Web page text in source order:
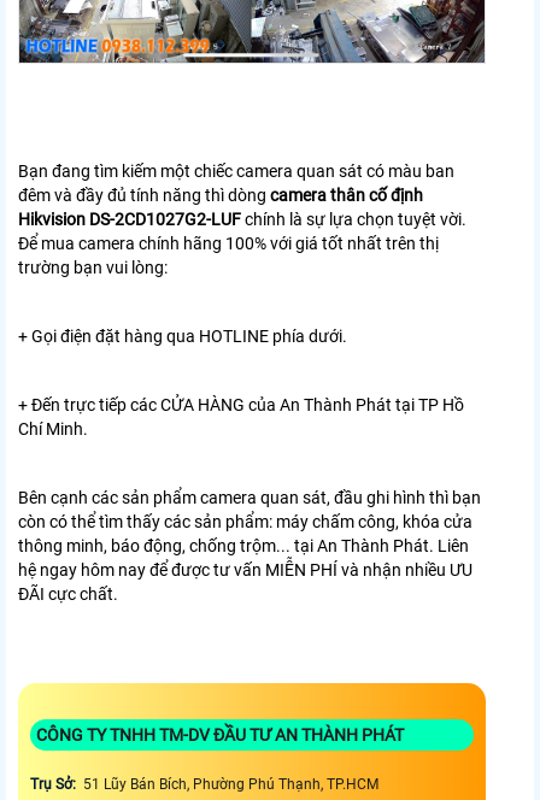
Bạn đang tìm kiếm một chiếc camera quan sát có màu ban
đêm và đầy đủ tính năng thì dòng camera thân cố định
Hikvision DS-2CD1027G2-LUFchính là sự lựa chọn tuyệt vời.
Để mua camera chính hãng 100% với giá tốt nhất trên thị
trường bạn vui lòng:
+ Gọi điện đặt hàng qua HOTLINE phía dưới.
+ Đến trực tiếp các CỬA HÀNG của An Thành Phát tại TP Hồ
Chí Minh.
Bên cạnh các sản phẩm camera quan sát, đầu ghi hình thì bạn
còn có thể tìm thấy các sản phẩm: máy chấm công, khóa cửa
thông minh, báo động, chống trộm... tại An Thành Phát. Liên
hệ ngay hôm nay để được tư vấn MIỄN PHÍ và nhận nhiều ƯU
ĐÃI cực chất.
CÔNG TY TNHH TM-DV ĐẦU TƯ AN THÀNH PHÁT
Trụ Sở: 51 Lũy Bán Bích, Phường Phú Thạnh, TP.HCM